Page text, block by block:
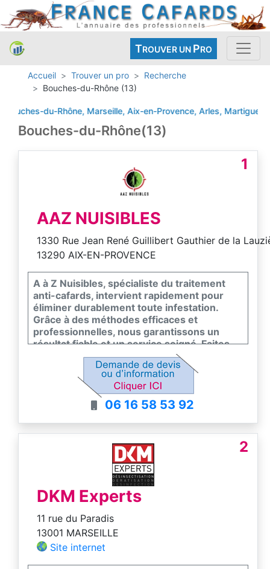
TROUVER UN PRO
Accueil Trouver un pro
Recherche
Bouches-du-Rhône (13)
du-Rhône, Marseille, Aix-en-Provence, Arles, Martigues,
Bouches-du-Rhône(13)
1
AAZ NUISIBLES
1330 Rue Jean René Guillibert Gauthier de la
13290 AIX-EN-PROVENCE
A à Z Nuisibles, spécialiste du traitement
anti-cafards, intervient rapidement pour
éliminer durablement toute infestation.
Grâce à des méthodes efficaces et
professionnelles, nous garantissons un
résultat fiable et un service soigné. Faites
confiance à notre expertise pour retrouver
un environnement sain, propre et sécurisé.
06 16 58 53 92
2
DKM Experts
11 rue du Paradis
13001 MARSEILLE
Site internet